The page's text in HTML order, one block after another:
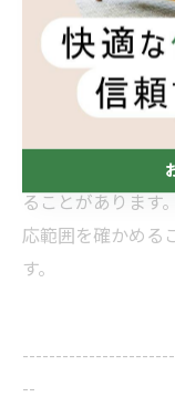
点を準備してくだ
困っている
希望する予
いつまで
住まいの不具合
ることがあります
応範囲を確かめる
す。
--